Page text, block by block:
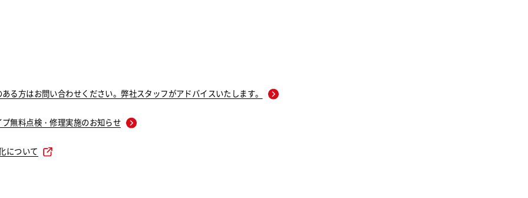
る方はお問い合わせください。弊社スタッフがアドバイスいたします。
無料点検・修理実施のお知らせ
について